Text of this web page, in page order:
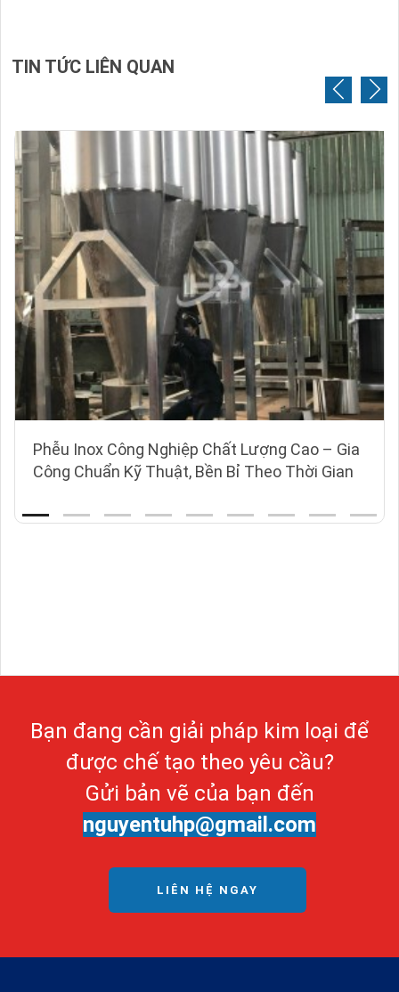
TIN TỨC LIÊN QUAN
Phễu Inox Công Nghiệp Chất Lượng Cao – Gia
Công Chuẩn Kỹ Thuật, Bền Bỉ Theo Thời Gian
Bạn đang cần giải pháp kim loại để
được chế tạo theo yêu cầu?
Gửi bản vẽ của bạn đến
nguyentuhp@gmail.com
LIÊN HỆ NGAY